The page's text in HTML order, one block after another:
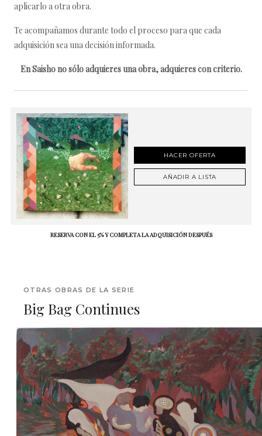
aplicarlo a otra obra.
Te acompañamos durante todo el proceso para que cada
adquisición sea una decisión informada.
En Saisho no sólo adquieres una obra, adquieres con criterio.
HACER OFERTA
AÑADIR A LISTA
RESERVA CON EL 5% Y COMPLETA LA ADQUISICIÓN DESPUÉS
OTRAS OBRAS DE LA SERIE
Big Bag Continues